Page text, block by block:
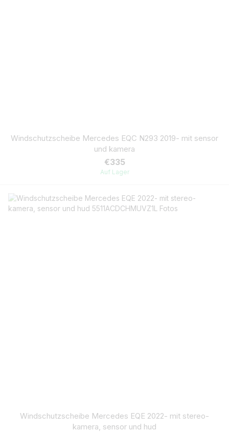
Windschutzscheibe Mercedes EQC N293 2019- mit sensor
und kamera
€335
Auf Lager
Windschutzscheibe Mercedes EQE 2022- mit stereo-
kamera, sensor und hud